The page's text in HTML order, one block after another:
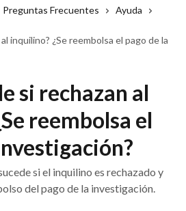
Preguntas Frecuentes
Ayuda
inquilino? ¿Se reembolsa el pago de la
si rechazan al
reembolsa el
si el inquilino es rechazado y
del pago de la investigación.